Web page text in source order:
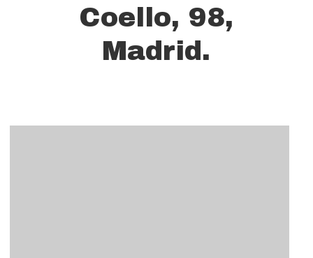
Coello, 98,
Madrid.